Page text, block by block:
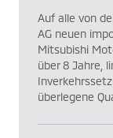
Auf alle von
AG neuen
Mitsubishi
über 8 Jahre,
überlegene